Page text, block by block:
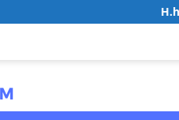
H.harun Maju di